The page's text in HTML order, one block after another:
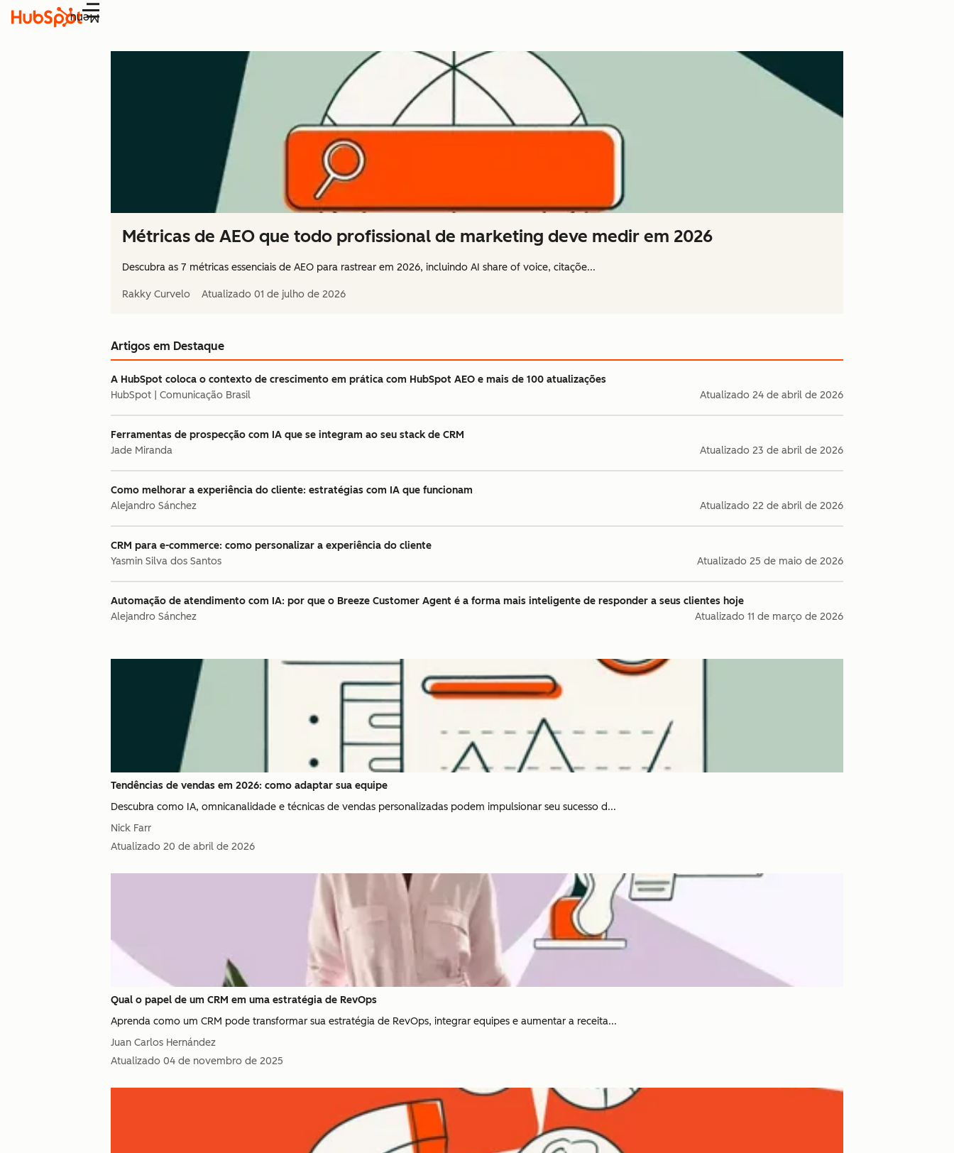
Menu
Métricas de AEO que todo profissional de marketing deve medir em 2026
Descubra as 7 métricas essenciais de AEO para rastrear em 2026, incluindo AI share of voice, citaçõe...
Rakky Curvelo Atualizado 01 de julho de 2026
Artigos em Destaque
A HubSpot coloca o contexto de crescimento em prática com HubSpot AEO e mais de 100 atualizações
HubSpot | Comunicação Brasil
Atualizado 24 de abril de 2026
Ferramentas de prospecção com IA que se integram ao seu stack de CRM
Jade Miranda
Atualizado 23 de abril de 2026
Como melhorar a experiência do cliente: estratégias com IA que funcionam
Alejandro Sánchez
Atualizado 22 de abril de 2026
CRM para e-commerce: como personalizar a experiência do cliente
Yasmin Silva dos Santos
Atualizado 25 de maio de 2026
Automação de atendimento com IA: por que o Breeze Customer Agent é a forma mais inteligente de responder a seus clientes hoje
Alejandro Sánchez
Atualizado 11 de março de 2026
Tendências de vendas em 2026: como adaptar sua equipe
Descubra como IA, omnicanalidade e técnicas de vendas personalizadas podem impulsionar seu sucesso d...
Nick Farr
Atualizado 20 de abril de 2026
Qual o papel de um CRM em uma estratégia de RevOps
Aprenda como um CRM pode transformar sua estratégia de RevOps, integrar equipes e aumentar a receita...
Juan Carlos Hernández
Atualizado 04 de novembro de 2025